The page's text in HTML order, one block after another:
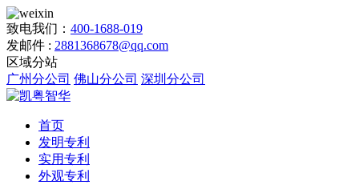
致电我们： 400-1688-019
发邮件 : 2881368678@qq.com
区域分站
广州分公司 佛山分公司 深圳分公司
首页
发明专利
实用专利
外观专利